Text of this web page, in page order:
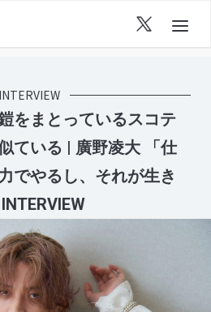
INTERVIEW
をまとっているスコテ
ている | 廣野凌大 「仕
でやるし、それが生き